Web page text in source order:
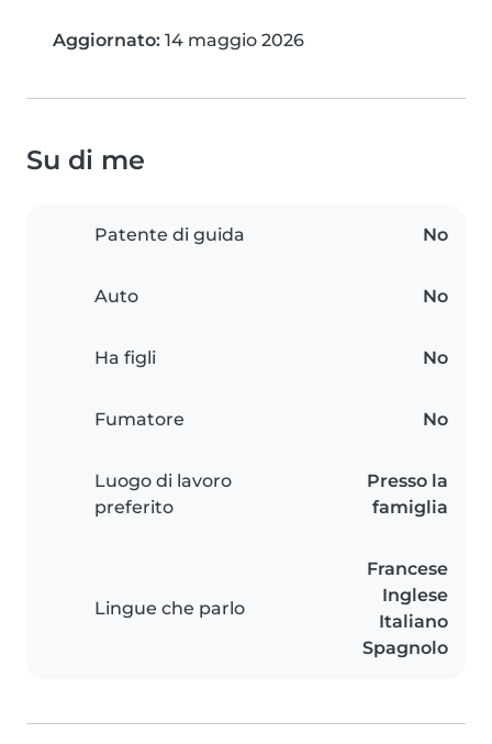
Aggiornato: 14 maggio 2026
Su di me
Patente di guida No
Auto No
Ha figli No
Fumatore No
Luogo di lavoro
preferito
Presso la
famiglia
Lingue che parlo
Francese
Inglese
Italiano
Spagnolo